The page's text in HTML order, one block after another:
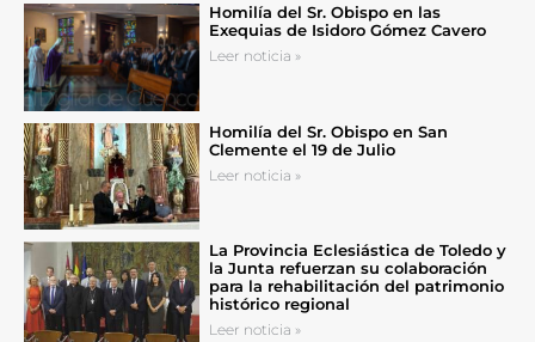
Homilía del Sr. Obispo en las
Exequias de Isidoro Gómez Cavero
Leer noticia »
Homilía del Sr. Obispo en San
Clemente el 19 de Julio
Leer noticia »
La Provincia Eclesiástica de Toledo y
la Junta refuerzan su colaboración
para la rehabilitación del patrimonio
histórico regional
Leer noticia »